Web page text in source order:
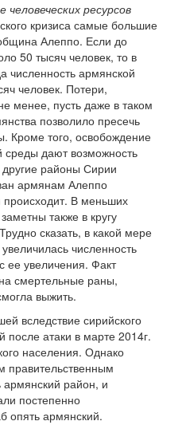
ресурсов
кризиса самые большие
Алеппо. Если до
50 тысяч человек, то в
численность армянской
человек. Потери,
менее, пусть даже в таком
позволило пресечь
Кроме того, освобождение
среды дают возможность
районы Сирии
армянам Алеппо
происходит. В меньших
также в кругу
сказать, в какой мере
численность
ее увеличения. Факт
смертельные раны,
выжить.
вследствие сирийского
после атаки в марте 2014г.
населения. Однако
правительственным
армянский район, и
постепенно
опять армянский.